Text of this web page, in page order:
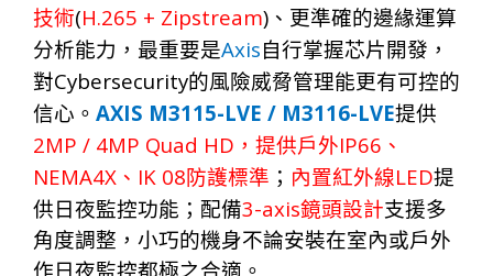
技術(H.265 + Zipstream) 、 更準確的邊緣運算
分析能力， 最重要是Axis自行掌握芯片開發，
對Cybersecurity的風險威脅管理能更有可控的
信心。 AXIS M3115-LVE / M3116-LVE提供
2MP / 4MP Quad HD ，提供戶外IP66 、
NEMA4X 、 IK 08防護標準 ； 內置紅外線LED提
供日夜監控功能；配備3-axis鏡頭設計支援多
角度調整，小巧的機身不論安裝在室內或戶外
作日夜監控都極之合適。